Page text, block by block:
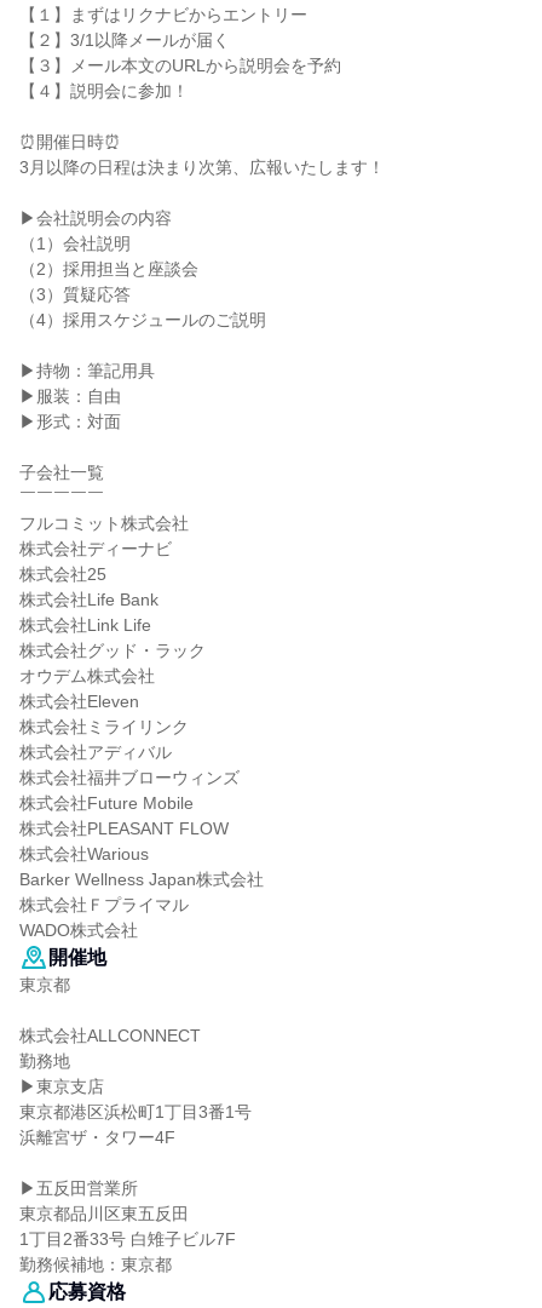
【１】まずはリクナビからエントリー
【２】3/1以降メールが届く
【３】メール本文のURLから説明会を予約
【４】説明会に参加！
⏰開催日時⏰
3月以降の日程は決まり次第、広報いたします！
▶会社説明会の内容
（1）会社説明
（2）採用担当と座談会
（3）質疑応答
（4）採用スケジュールのご説明
▶持物：筆記用具
▶服装：自由
▶形式：対面
子会社一覧
￣￣￣￣￣
フルコミット株式会社
株式会社ディーナビ
株式会社25
株式会社Life Bank
株式会社Link Life
株式会社グッド・ラック
オウデム株式会社
株式会社Eleven
株式会社ミライリンク
株式会社アディバル
株式会社福井ブローウィンズ
株式会社Future Mobile
株式会社PLEASANT FLOW
株式会社Warious
Barker Wellness Japan株式会社
株式会社Ｆプライマル
WADO株式会社
開催地
東京都
株式会社ALLCONNECT
勤務地
▶東京支店
東京都港区浜松町1丁目3番1号
浜離宮ザ・タワー4F
▶五反田営業所
東京都品川区東五反田
1丁目2番33号 白雉子ビル7F
勤務候補地：東京都
応募資格